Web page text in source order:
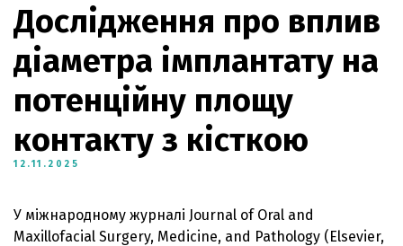
Дослідження про вплив
діаметра імплантату на
потенційну площу
контакту з кісткою
12.11.2025
У міжнародному журналі Journal of Oral and
Maxillofacial Surgery, Medicine, and Pathology (Elsevier,